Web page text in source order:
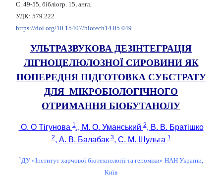
С. 49-55, бібліогр. 15, англ.
УДК: 579.222
https://doi.org/10.15407/biotech14.05.049
УЛЬТРАЗВУКОВА ДЕЗІНТЕГРАЦІЯ
ЛІГНОЦЕЛЮЛОЗНОЇ СИРОВИНИ ЯК
ПОПЕРЕДНЯ ПІДГОТОВКА СУБСТРАТУ
ДЛЯ МІКРОБІОЛОГІЧНОГО
ОТРИМАННЯ БІОБУТАНОЛУ
О. О Тігунова1., М. О. Уманський2, В. В. Братішко
2, А. В. Балабак3, С. М. Шульга1
1ДУ «Інститут харчової біотехнології та геноміки» НАН України,
Київ